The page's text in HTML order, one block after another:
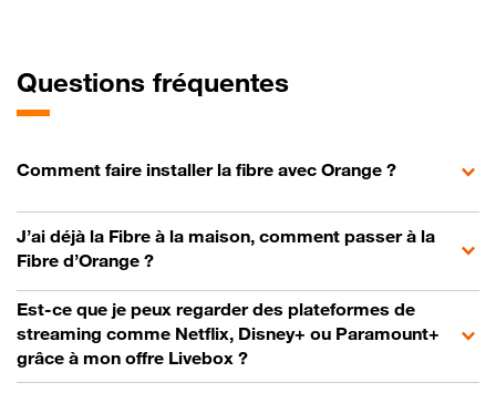
Questions fréquentes
Comment faire installer la fibre avec Orange ?
J’ai déjà la Fibre à la maison, comment passer à la
Fibre d’Orange ?
Est-ce que je peux regarder des plateformes de
streaming comme Netflix, Disney+ ou Paramount+
grâce à mon offre Livebox ?